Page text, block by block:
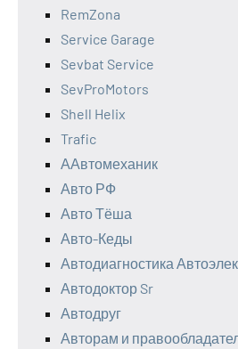
RemZona
Service Garage
Sevbat Service
SevProMotors
Shell Helix
Trafic
ААвтомеханик
Авто РФ
Авто Тёша
Авто-Кеды
Автодиагностика
Автодоктор Sr
Автодруг
Авторам и